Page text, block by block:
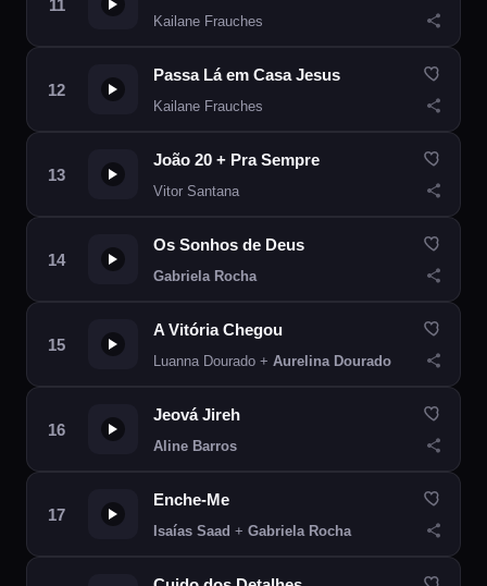
Kailane Frauches
Passa Lá em Casa Jesus
Kailane Frauches
João 20 + Pra Sempre
Vitor Santana
Os Sonhos de Deus
Gabriela Rocha
A Vitória Chegou
Luanna Dourado + Aurelina Dourado
Jeová Jireh
Aline Barros
Enche-Me
Isaías Saad + Gabriela Rocha